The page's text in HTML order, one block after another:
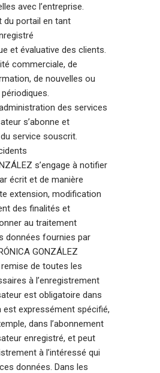
avec l’entreprise.
du portail en tant
et évaluative des clients.
commerciale, de
de nouvelles ou
des services
s’abonne et
service souscrit.
s’engage à notifier
écrit et de manière
extension, modification
des finalités et
au traitement
données fournies par
GONZÁLEZ
de toutes les
à l’enregistrement
est obligatoire dans
est expressément spécifié,
dans l’abonnement
enregistré, et peut
à l’intéressé qui
données. Dans les